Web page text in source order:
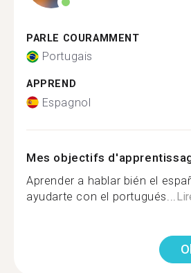
PARLE COURAMMENT
Portugais
APPREND
Espagnol
Mes objectifs
Aprender a hablar bién el
ayudarte con el portugués...